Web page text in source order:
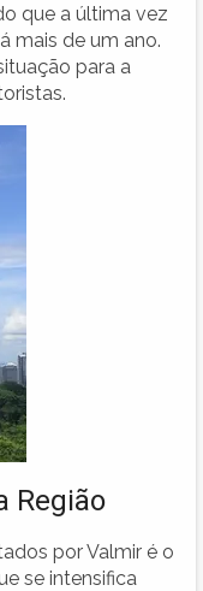
que a última vez
mais de um ano.
para a
Região
por Valmir é o
se intensifica